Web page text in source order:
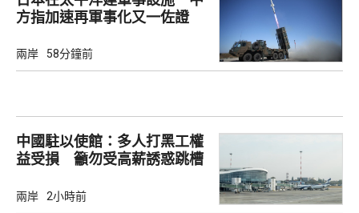
方指加速再軍事化又一佐證
兩岸 58分鐘前
中國駐以使館：多人打黑工權
益受損 籲勿受高薪誘惑跳槽
兩岸 2小時前